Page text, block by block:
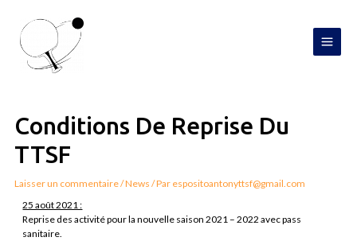
contenu
Conditions De Reprise Du
TTSF
Laisser un commentaire/News / Par espositoantonyttsf@gmail.com
25 août 2021 :
Reprise des activité pour la nouvelle saison 2021 – 2022 avec pass
sanitaire.
l’article